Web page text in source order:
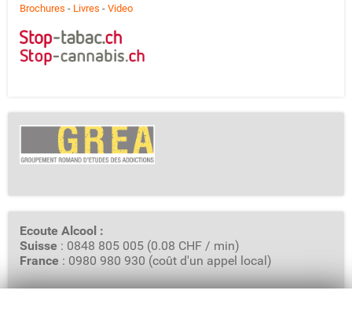
Brochures - Livres - Video
Ecoute Alcool :
Suisse : 0848 805 005 (0.08 CHF / min)
France : 0980 980 930 (coût d'un appel local)